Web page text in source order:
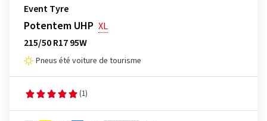
Event Tyre
Potentem UHP XL
215/50 R17 95W
Pneus été voiture de tourisme
(1)